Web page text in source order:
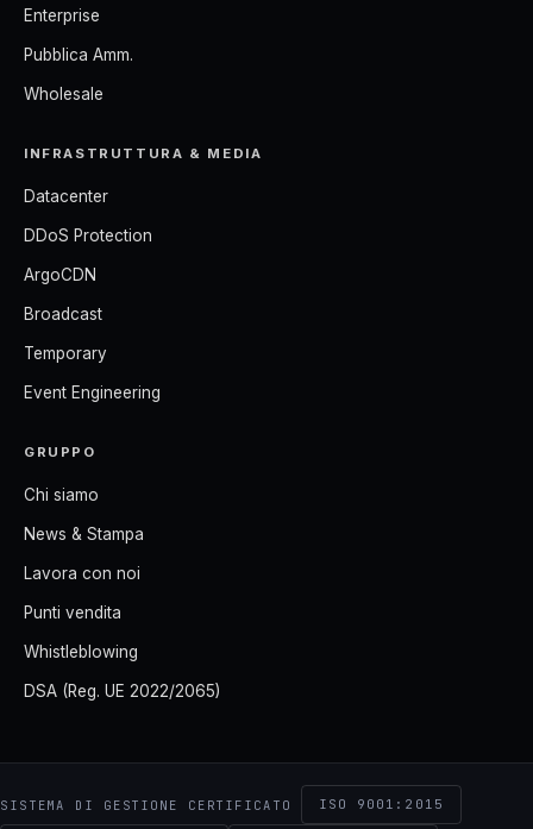
Enterprise
Pubblica Amm.
Wholesale
INFRASTRUTTURA & MEDIA
Datacenter
DDoS Protection
ArgoCDN
Broadcast
Temporary
Event Engineering
GRUPPO
Chi siamo
News & Stampa
Lavora con noi
Punti vendita
Whistleblowing
DSA (Reg. UE 2022/2065)
SISTEMA DI GESTIONE CERTIFICATO ISO 9001:2015